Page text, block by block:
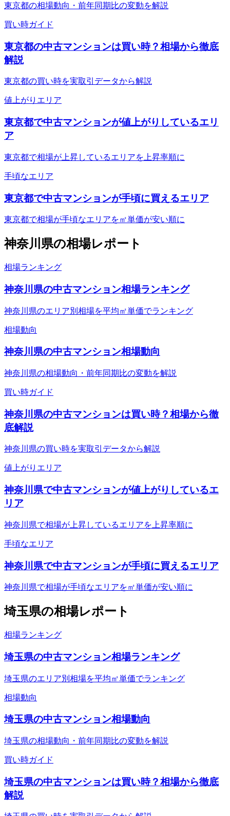
東京都の相場動向・前年同期比の変動を解説
買い時ガイド
東京都の中古マンションは買い時？相場から徹底
解説
東京都の買い時を実取引データから解説
値上がりエリア
東京都で中古マンションが値上がりしているエリ
ア
東京都で相場が上昇しているエリアを上昇率順に
手頃なエリア
東京都で中古マンションが手頃に買えるエリア
東京都で相場が手頃なエリアを㎡単価が安い順に
神奈川県の相場レポート
相場ランキング
神奈川県の中古マンション相場ランキング
神奈川県のエリア別相場を平均㎡単価でランキング
相場動向
神奈川県の中古マンション相場動向
神奈川県の相場動向・前年同期比の変動を解説
買い時ガイド
神奈川県の中古マンションは買い時？相場から徹
底解説
神奈川県の買い時を実取引データから解説
値上がりエリア
神奈川県で中古マンションが値上がりしているエ
リア
神奈川県で相場が上昇しているエリアを上昇率順に
手頃なエリア
神奈川県で中古マンションが手頃に買えるエリア
神奈川県で相場が手頃なエリアを㎡単価が安い順に
埼玉県の相場レポート
相場ランキング
埼玉県の中古マンション相場ランキング
埼玉県のエリア別相場を平均㎡単価でランキング
相場動向
埼玉県の中古マンション相場動向
埼玉県の相場動向・前年同期比の変動を解説
買い時ガイド
埼玉県の中古マンションは買い時？相場から徹底
解説